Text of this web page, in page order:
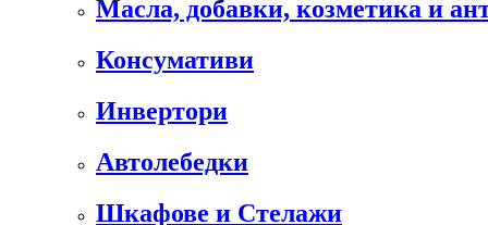
Масла, добавки, козметика и
Консумативи
Инвертори
Автолебедки
Шкафове и Стелажи